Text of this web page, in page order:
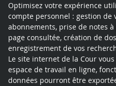
Optimisez votre expérience
compte personnel : gestion de
abonnements, prise de notes
page consultée, création de
enregistrement de vos
Le site internet de la Cour
espace de travail en ligne,
données pourront être